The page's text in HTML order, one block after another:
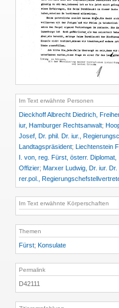
Im Text erwähnte Personen
Dieckhoff Albrecht Diedrich,
iur, Hamburger Rechtsanwalt;
Josef, Dr. phil. Dr. iur.,
Landtagspräsident; Liechtenstein
I. von, reg. Fürst, österr. Diplomat,
Offizier; Marxer Ludwig, Dr. iur. Dr.
rer.pol.,
Im Text erwähnte Körperschaften
Themen
Fürst; Konsulate
Permalink
D42111